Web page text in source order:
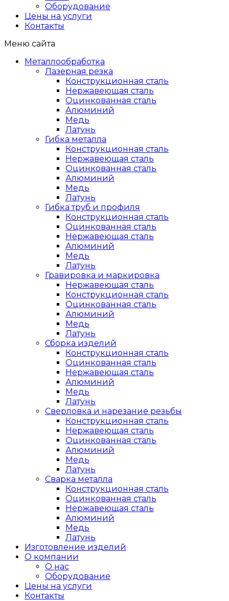
Оборудование
Цены на услуги
Контакты
Меню сайта
Металлообработка
Лазерная резка
Конструкционная сталь
Нержавеющая сталь
Оцинкованная сталь
Алюминий
Медь
Латунь
Гибка металла
Конструкционная сталь
Нержавеющая сталь
Оцинкованная сталь
Алюминий
Медь
Латунь
Гибка труб и профиля
Конструкционная сталь
Оцинкованная сталь
Нержавеющая сталь
Алюминий
Медь
Латунь
Гравировка и маркировка
Нержавеющая сталь
Конструкционная сталь
Оцинкованная сталь
Алюминий
Медь
Латунь
Сборка изделий
Конструкционная сталь
Оцинкованная сталь
Нержавеющая сталь
Алюминий
Медь
Латунь
Сверловка и нарезание резьбы
Конструкционная сталь
Нержавеющая сталь
Оцинкованная сталь
Алюминий
Медь
Латунь
Сварка металла
Конструкционная сталь
Оцинкованная сталь
Нержавеющая сталь
Алюминий
Медь
Латунь
Изготовление изделий
О компании
О нас
Оборудование
Цены на услуги
Контакты